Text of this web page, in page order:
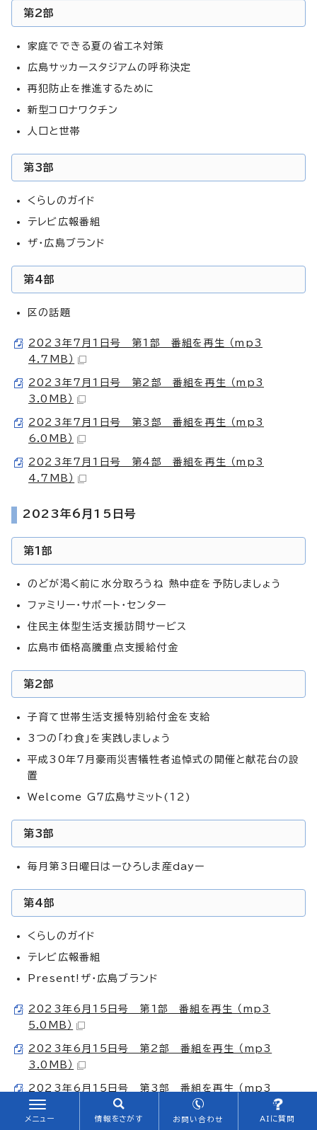
第2部
家庭でできる夏の省エネ対策
広島サッカースタジアムの呼称決定
再犯防止を推進するために
新型コロナワクチン
人口と世帯
第3部
くらしのガイド
テレビ広報番組
ザ・広島ブランド
第4部
区の話題
2023年7月1日号 第1部 番組を再生 （mp3
4.7MB）
2023年7月1日号 第2部 番組を再生 （mp3
3.0MB）
2023年7月1日号 第3部 番組を再生 （mp3
6.0MB）
2023年7月1日号 第4部 番組を再生 （mp3
4.7MB）
2023年6月15日号
第1部
のどが渇く前に水分取ろうね 熱中症を予防しましょう
ファミリー・サポート・センター
住民主体型生活支援訪問サービス
広島市価格高騰重点支援給付金
第2部
子育て世帯生活支援特別給付金を支給
3つの「わ食」を実践しましょう
平成30年7月豪雨災害犠牲者追悼式の開催と献花台の設
置
Welcome G7広島サミット(12)
第3部
毎月第3日曜日はーひろしま産dayー
第4部
くらしのガイド
テレビ広報番組
Present!ザ・広島ブランド
2023年6月15日号 第1部 番組を再生 （mp3
5.0MB）
2023年6月15日号 第2部 番組を再生 （mp3
3.0MB）
2023年6月15日号 第3部 番組を再生 （mp3
3.5MB）
メニュー 情報をさがす お問い合わせ AIに質問